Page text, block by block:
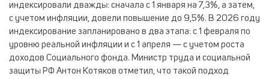
индексировали дважды: сначала с 1 января на 7,3%, а затем,
с учетом инфляции, довели повышение до 9,5%. В 2026 году
индексирование запланировано в два этапа: с 1 февраля по
уровню реальной инфляции и с 1 апреля — с учетом роста
доходов Социального фонда. Министр труда и социальной
защиты РФ Антон Котяков отметил, что такой подход